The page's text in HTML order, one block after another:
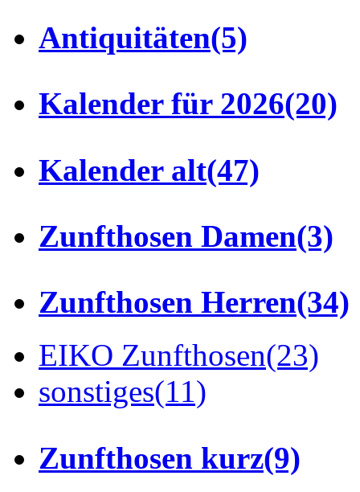
Antiquitäten(5)
Kalender für 2026(20)
Kalender alt(47)
Zunfthosen Damen(3)
Zunfthosen Herren(34)
EIKO Zunfthosen(23)
sonstiges(11)
Zunfthosen kurz(9)